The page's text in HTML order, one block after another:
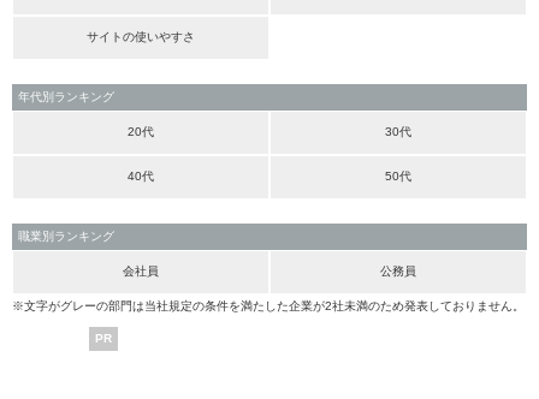
サイトの使いやすさ
年代別ランキング
20代 30代
40代 50代
職業別ランキング
会社員 公務員
※文字がグレーの部門は当社規定の条件を満たした企業が2社未満のため発表しておりません。
PR